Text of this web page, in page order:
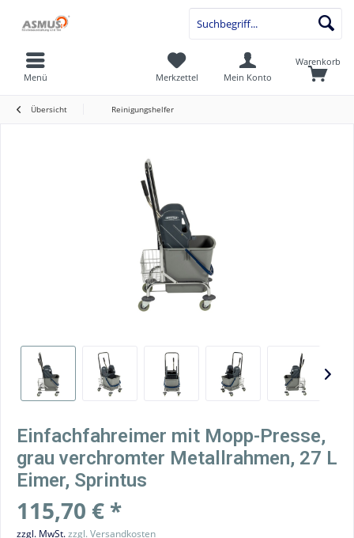
Warenkorb
Merkzettel
Mein Konto
Menü
Übersicht Reinigungshelfer
Einfachfahreimer mit Mopp-Presse,
grau verchromter Metallrahmen, 27 L
Eimer, Sprintus
115,70 € *
zzgl. MwSt.zzgl. Versandkosten